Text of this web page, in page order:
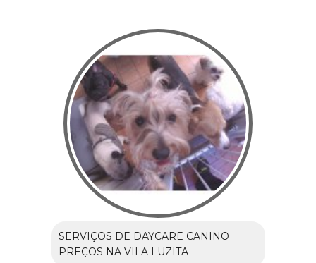
SERVIÇOS DE DAYCARE CANINO
PREÇOS NA VILA LUZITA